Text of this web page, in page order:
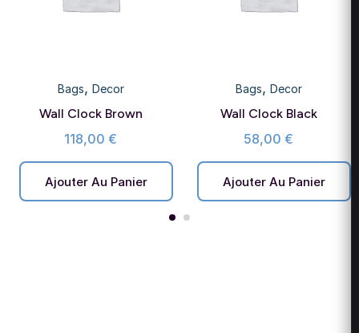
Bags, Decor
Wall Clock Brown
118,00 €
Ajouter Au Panier
Bags, Decor
Wall Clock Black
58,00 €
Ajouter Au Panier